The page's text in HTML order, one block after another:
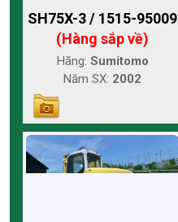
SH75X-3 / 1515-95009
(Hàng sắp về)
Hãng: Sumitomo
Năm SX: 2002